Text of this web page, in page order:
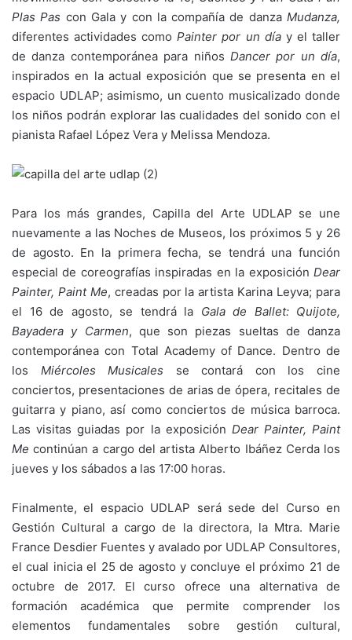
Plas Pas con Gala y con la compañía de danzaMudanza,
diferentes actividades comoPainter por un díay el taller
de danza contemporánea para niños Dancer por un día,
inspirados en la actual exposición que se presenta en el
espacio UDLAP; asimismo, un cuento musicalizado donde
los niños podrán explorar las cualidades del sonido con el
pianista Rafael López Vera y Melissa Mendoza.
Para los más grandes, Capilla del Arte UDLAP se une
nuevamente a las Noches de Museos, los próximos 5 y 26
de agosto. En la primera fecha, se tendrá una función
especial de coreografías inspiradas en la exposición Dear
Painter, Paint Me, creadas por la artista Karina Leyva; para
el 16 de agosto, se tendrá la Gala de Ballet: Quijote,
Bayadera y Carmen, que son piezas sueltas de danza
contemporánea con Total Academy of Dance. Dentro de
los Miércoles Musicales se contará con los cine
conciertos, presentaciones de arias de ópera, recitales de
guitarra y piano, así como conciertos de música barroca.
Las visitas guiadas por la exposición Dear Painter, Paint
Me continúan a cargo del artista Alberto Ibáñez Cerda los
jueves y los sábados a las 17:00 horas.
Finalmente, el espacio UDLAP será sede del Curso en
Gestión Cultural a cargo de la directora, la Mtra. Marie
France Desdier Fuentes y avalado por UDLAP Consultores,
el cual inicia el 25 de agosto y concluye el próximo 21 de
octubre de 2017. El curso ofrece una alternativa de
formación académica que permite comprender los
elementos fundamentales sobre gestión cultural,